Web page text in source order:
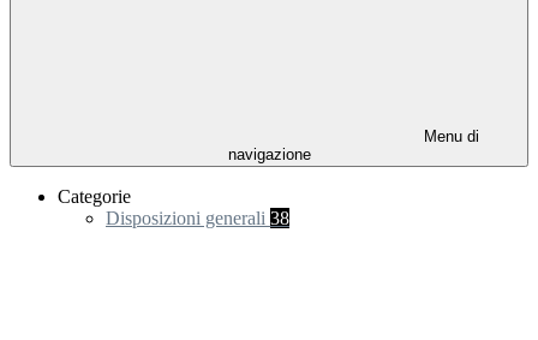
Menu di
navigazione
Categorie
Disposizioni generali 38